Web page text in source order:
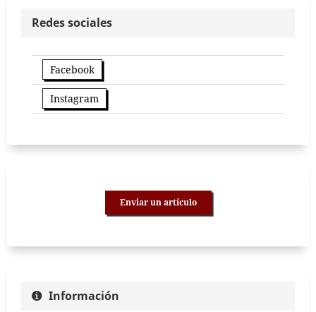
Redes sociales
Facebook
Instagram
Enviar un artículo
Información